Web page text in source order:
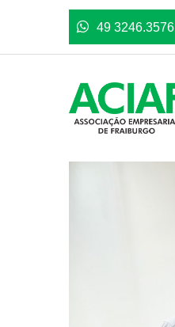
49 3246.3576